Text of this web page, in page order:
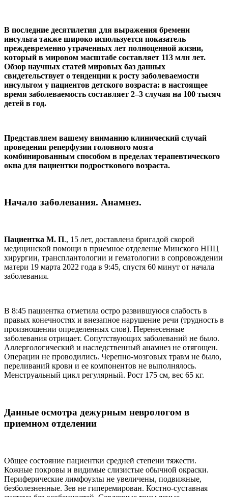
В последние десятилетия для выражения бремени
инсульта также широко используется показатель
преждевременно утраченных лет полноценной жизни,
который в мировом масштабе составляет 113 млн лет.
Обзор научных статей мировых баз данных
свидетельствует о тенденции к росту заболеваемости
инсультом у пациентов детского возраста: в настоящее
время заболеваемость составляет 2–3 случая на 100 тысяч
детей в год.
Представляем вашему вниманию клинический случай
проведения реперфузии головного мозга
комбинированным способом в пределах терапевтического
окна для пациентки подросткового возраста.
Начало заболевания. Анамнез.
Пациентка М. П., 15 лет, доставлена бригадой скорой
медицинской помощи в приемное отделение Минского НПЦ
хирургии, трансплантологии и гематологии в сопровождении
матери 19 марта 2022 года в 9:45, спустя 60 минут от начала
заболевания.
В 8:45 пациентка отметила остро развившуюся слабость в
правых конечностях и внезапное нарушение речи (трудность в
произношении определенных слов). Перенесенные
заболевания отрицает. Сопутствующих заболеваний не было.
Аллергологический и наследственный анамнез не отягощен.
Операции не проводились. Черепно-мозговых травм не было,
переливаний крови и ее компонентов не выполнялось.
Менструальный цикл регулярный. Рост 175 см, вес 65 кг.
Данные осмотра дежурным неврологом в
приемном отделении
Общее состояние пациентки средней степени тяжести.
Кожные покровы и видимые слизистые обычной окраски.
Периферические лимфоузлы не увеличены, подвижные,
безболезненные. Зев не гиперемирован. Костно-суставная